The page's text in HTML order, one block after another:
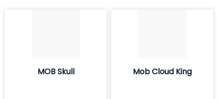
MOB Skull Mob Cloud King